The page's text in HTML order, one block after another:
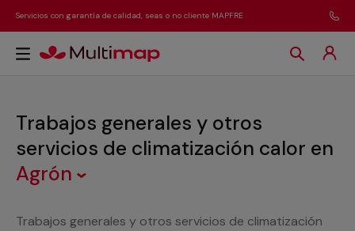
Servicios con garantía de calidad, seas o no cliente MAPFRE
Trabajos generales y otros
servicios de climatización calor en
Agrón
Trabajos generales y otros servicios de climatización